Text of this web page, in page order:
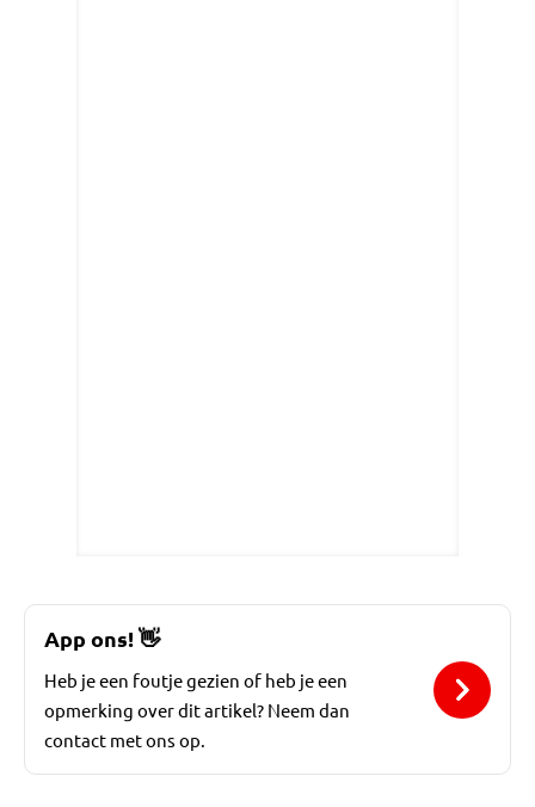
App ons!👋
Heb je een foutje gezien of heb je een
opmerking over dit artikel? Neem dan
contact met ons op.